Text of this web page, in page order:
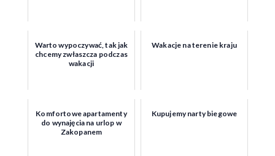
Warto wypoczywać, tak jak
chcemy zwłaszcza podczas
wakacji
Wakacje na terenie kraju
Komfortowe apartamenty
do wynajęcia na urlop w
Zakopanem
Kupujemy narty biegowe